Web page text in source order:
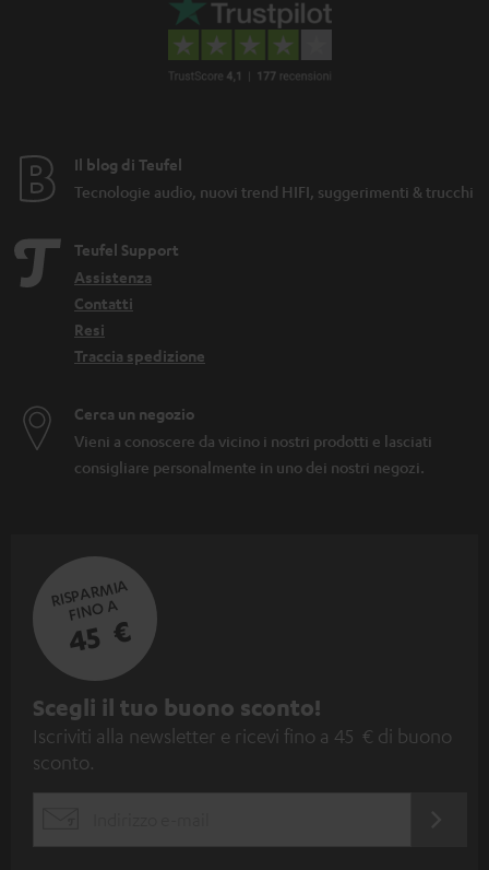
Il blog di Teufel
Tecnologie audio, nuovi trend HIFI, suggerimenti & trucchi
Teufel Support
Assistenza
Contatti
Resi
Traccia spedizione
Cerca un negozio
Vieni a conoscere da vicino i nostri prodotti e lasciati
consigliare personalmente in uno dei nostri negozi.
RISPARMIA
FINO A
45 €
I
s
c
Scegli il tuo buono sconto!
Iscriviti alla newsletter e ricevi fino a 45 € di buono
sconto.